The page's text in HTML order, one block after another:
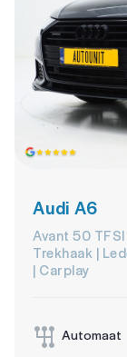
Audi A6
Avant 50
Trekhaak |
| Carplay
Automaat